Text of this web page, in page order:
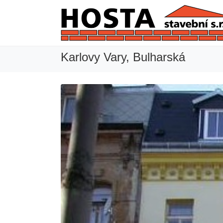
Karlovy Vary, Bulharská